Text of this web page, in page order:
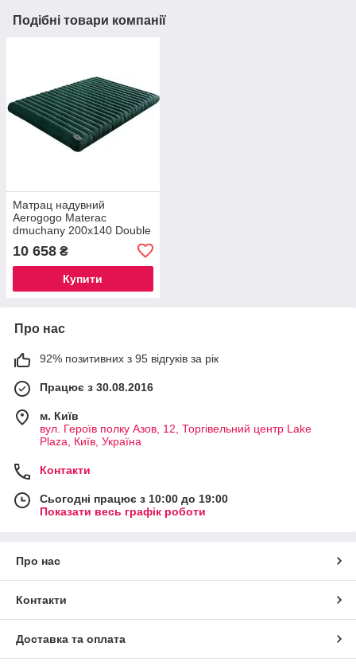
Подібні товари компанії
Матрац надувний
Aerogogo Materac
dmuchany 200x140 Double
10 658 ₴
Купити
Про нас
92% позитивних з 95 відгуків за рік
Працює з 30.08.2016
м. Київ
вул. Героїв полку Азов, 12, Торгівельний центр Lake
Plaza, Київ, Україна
Контакти
Сьогодні працює з 10:00 до 19:00
Показати весь графік роботи
Про нас
Контакти
Доставка та оплата